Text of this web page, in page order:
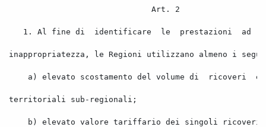
Art. 2
1. Al fine di identificare le prestazioni ad
inappropriatezza, le Regioni utilizzano almeno i
a) elevato scostamento del volume di ricoveri
territoriali sub-regionali;
b) elevato valore tariffario dei singoli